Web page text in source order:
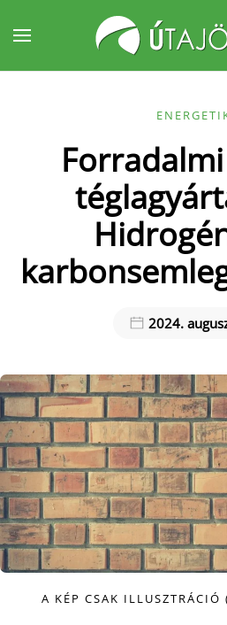
Fő tartalom átugrása
2024.
A KÉP CSAK ILLUSZTRÁCIÓ